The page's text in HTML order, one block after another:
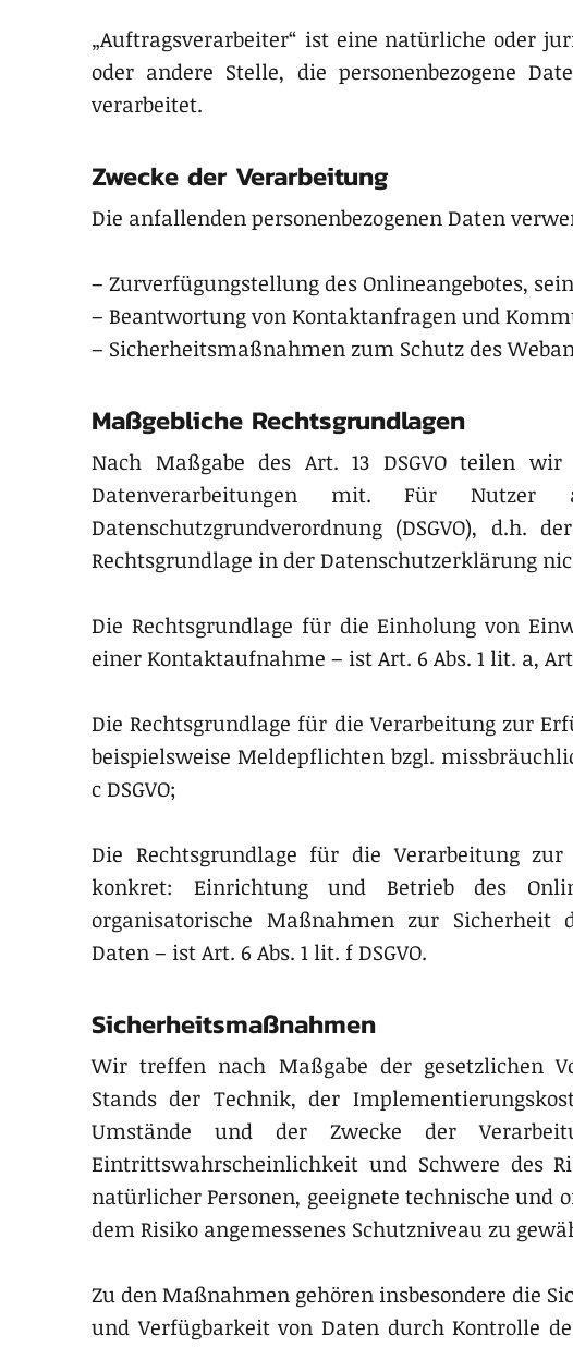
„Auftragsverarbeiter“ ist eine natürliche oder
oder andere Stelle, die personenbezogene
verarbeitet.
Zwecke der Verarbeitung
Die anfallenden personenbezogenen Daten
– Zurverfügungstellung des Onlineangebotes,
– Beantwortung von Kontaktanfragen und
– Sicherheitsmaßnahmen zum Schutz des
Maßgebliche Rechtsgrundlagen
Nach Maßgabe des Art. 13 DSGVO teilen
Datenverarbeitungen mit. Für Nutzer
Datenschutzgrundverordnung (DSGVO), d.h.
Rechtsgrundlage in der Datenschutzerklärung
Die Rechtsgrundlage für die Einholung von
einer Kontaktaufnahme – ist Art. 6 Abs. 1 lit. a, Art.
Die Rechtsgrundlage für die Verarbeitung zur
beispielsweise Meldepflichten bzgl.
c DSGVO;
Die Rechtsgrundlage für die Verarbeitung
konkret: Einrichtung und Betrieb des
organisatorische Maßnahmen zur Sicherheit
Daten – ist Art. 6 Abs. 1 lit. f DSGVO.
Sicherheitsmaßnahmen
Wir treffen nach Maßgabe der gesetzlichen
Stands der Technik, der
Umstände und der Zwecke der
Eintrittswahrscheinlichkeit und Schwere des
natürlicher Personen, geeignete technische
dem Risiko angemessenes Schutzniveau zu
Zu den Maßnahmen gehören insbesondere die
und Verfügbarkeit von Daten durch Kontrolle